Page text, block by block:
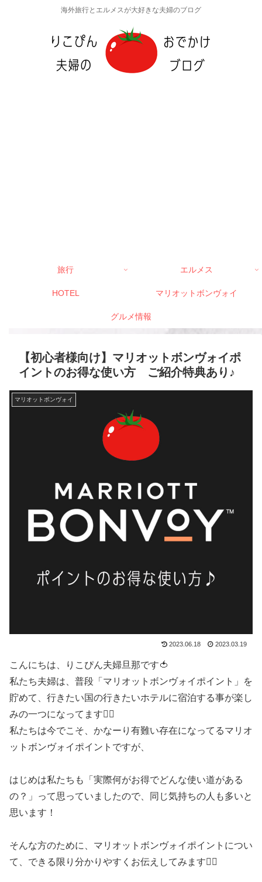
海外旅行とエルメスが大好きな夫婦のブログ
旅行 エルメス
HOTEL マリオットボンヴォイ
グルメ情報
【初心者様向け】マリオットボンヴォイポ
イントのお得な使い方 ご紹介特典あり♪
マリオットボンヴォイ
2023.06.18 2023.03.19
こんにちは、りこぴん夫婦旦那です🍅
私たち夫婦は、普段「マリオットボンヴォイポイント」を
貯めて、行きたい国の行きたいホテルに宿泊する事が楽し
みの一つになってます🙋‍♂️
私たちは今でこそ、かなーり有難い存在になってるマリオ
ットボンヴォイポイントですが、
はじめは私たちも「実際何がお得でどんな使い道がある
の？」って思っていましたので、同じ気持ちの人も多いと
思います！
そんな方のために、マリオットボンヴォイポイントについ
て、できる限り分かりやすくお伝えしてみます🙋‍♂️